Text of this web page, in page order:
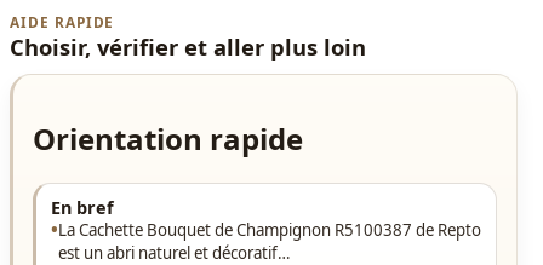
AIDE RAPIDE
Choisir, vérifier et aller plus loin
Orientation rapide
En bref
La Cachette Bouquet de Champignon R5100387 de Repto
est un abri naturel et décoratif…